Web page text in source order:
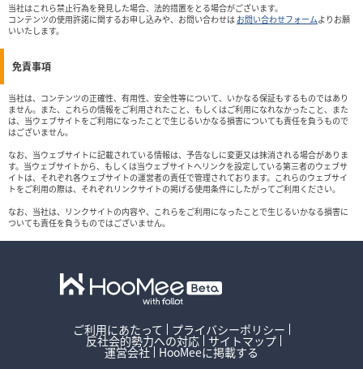
当社はこれら禁止行為を発見した場合、法的措置をとる場合がございます。
コンテンツの使用許諾に関するお申し込みや、お問い合わせは お問い合わせフォームよりお願
いいたします。
免責事項
当社は、コンテンツの正確性、有用性、安全性等について、いかなる保証もするものではあり
ません。また、これらの情報をご利用されたこと、もしくはご利用になれなかったこと、また
は、当ウェブサイトをご利用になったことで生じるいかなる損害についても責任を負うもので
はございません。
なお、当ウェブサイトに記載されている情報は、予告なしに変更又は抹消される場合がありま
す。当ウェブサイトから、もしくは当ウェブサイトへリンクを設定している第三者のウェブサ
イトは、それぞれ各ウェブサイトの運営者の責任で管理されております。これらのウェブサイ
トをご利用の際は、それぞれリンクサイトの掲げる使用条件にしたがってご利用ください。
なお、当社は、リンクサイトの内容や、これらをご利用になったことで生じるいかなる損害に
ついても責任を負うものではございません。
ご利用にあたって プライバシーポリシー
反社会的勢力への対応 サイトマップ
運営会社 HooMeeに掲載する